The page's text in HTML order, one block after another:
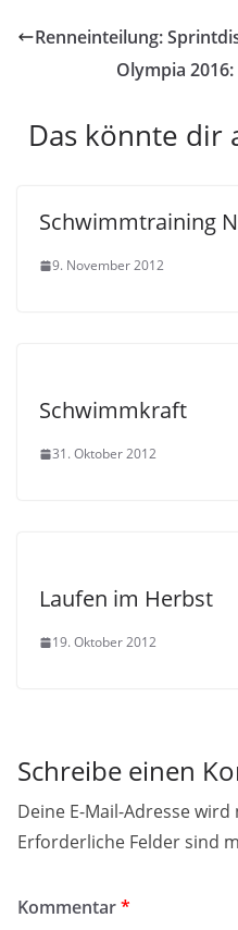
Renneinteilung:
Olympia
Das könnte dir
Schwimmtraining
9. November 2012
Schwimmkraft
31. Oktober 2012
Laufen im Herbst
19. Oktober 2012
Schreibe einen
Deine E-Mail-Adresse
Erforderliche Felder sind
Kommentar*